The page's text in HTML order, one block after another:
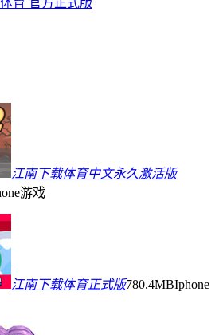
江南下载体育中文永久激活版
游戏
江南下载体育正式版780.4MBIphone